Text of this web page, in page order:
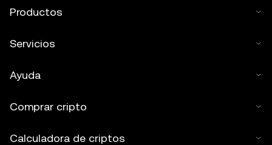
Productos
Servicios
Ayuda
Comprar cripto
Calculadora de criptos